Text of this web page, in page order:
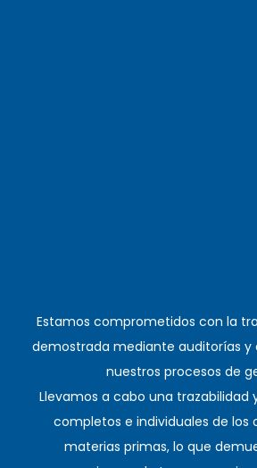
Estamos comprometidos con la
demostrada mediante auditorías y
nuestros procesos de
Llevamos a cabo una trazabilidad
completos e individuales de los
materias primas, lo que